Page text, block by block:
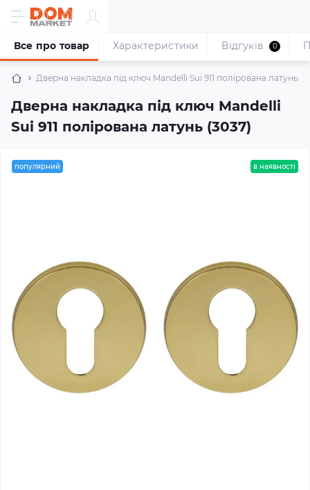
Дверна накладка під ключ Mandelli Sui 911 полірована латунь
Дверна накладка під ключ Mandelli
Sui 911 полірована латунь (3037)
Все про товар Характеристики Відгуків 0
популярний в наявності